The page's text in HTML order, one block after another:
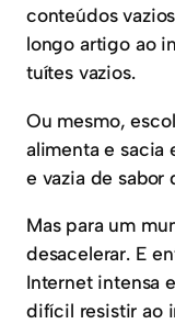
conteúdos
longo artigo ao
tuítes vazios.
Ou mesmo,
alimenta e sacia
e vazia de sabor
Mas para um
desacelerar. E
Internet intensa
difícil resistir ao